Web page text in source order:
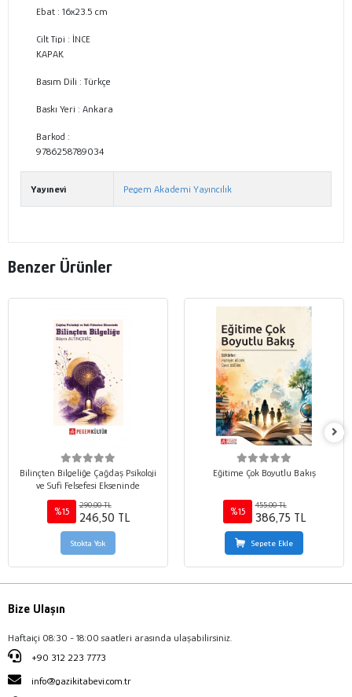
Ebat : 16x23.5 cm
Cilt Tipi : İNCE
KAPAK
Basım Dili : Türkçe
Baskı Yeri : Ankara
Barkod :
9786258789034
Yayınevi Pegem Akademi Yayıncılık
Benzer Ürünler
Bilinçten Bilgeliğe Çağdaş Psikoloji
ve Sufi Felsefesi Ekseninde
%15
290,00 TL
246,50 TL
Stokta Yok
Eğitime Çok Boyutlu Bakış
%15
455,00 TL
386,75 TL
Sepete Ekle
Bize Ulaşın
Haftaiçi 08:30 - 18:00 saatleri arasında ulaşabilirsiniz.
+90 312 223 7773
info@gazikitabevi.com.tr